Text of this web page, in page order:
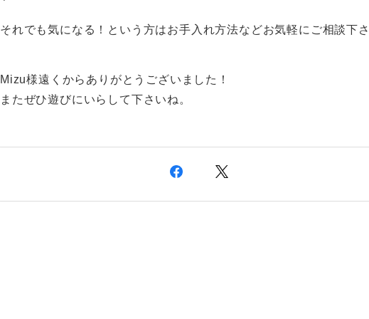
それでも気になる！という方はお手入れ方法などお気軽にご相談下
Mizu様遠くからありがとうございました！
またぜひ遊びにいらして下さいね。